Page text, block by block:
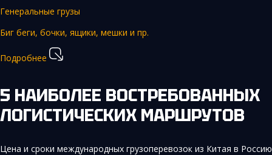
Генеральные грузы
Биг беги, бочки, ящики, мешки и пр.
Подробнее
5 НАИБОЛЕЕ ВОСТРЕБОВАННЫХ
ЛОГИСТИЧЕСКИХ МАРШРУТОВ
Цена и сроки международных грузоперевозок из Китая в Россию